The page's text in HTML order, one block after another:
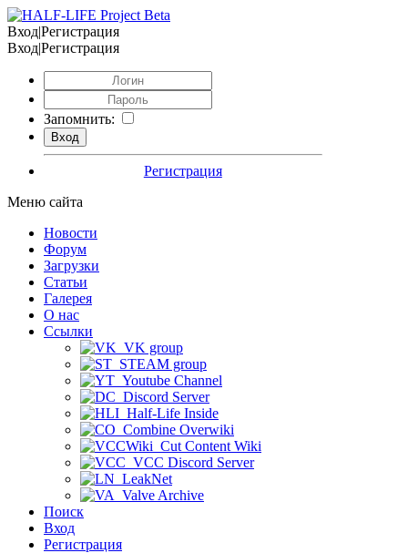
Вход|Регистрация
Вход|Регистрация
Запомнить:
Регистрация
Меню сайта
Новости
Форум
Загрузки
Статьи
Галерея
О нас
Ссылки
VK group
STEAM group
Youtube Channel
Discord Server
Half-Life Inside
Combine Overwiki
Cut Content Wiki
VCC Discord Server
LeakNet
Valve Archive
Поиск
Вход
Регистрация